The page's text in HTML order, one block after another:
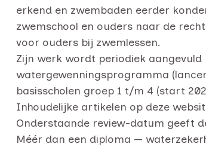
erkend en zwembaden eerder
zwemschool en ouders naar de
voor ouders bij zwemlessen.
Zijn werk wordt periodiek
watergewenningsprogramma
basisscholen groep 1 t/m 4 (start
Inhoudelijke artikelen op deze
Onderstaande review-datum geeft
Méér dan een diploma —